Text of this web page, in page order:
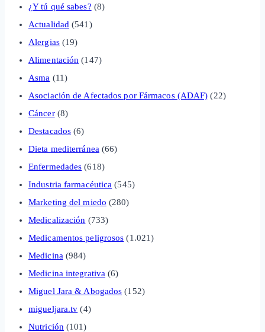
¿Y tú qué sabes? (8)
Actualidad (541)
Alergias(19)
Alimentación (147)
Asma (11)
Asociación de Afectados por Fármacos (ADAF) (22)
Cáncer(8)
Destacados (6)
Dieta mediterránea (66)
Enfermedades (618)
Industria farmacéutica (545)
Marketing del miedo (280)
Medicalización (733)
Medicamentos peligrosos (1.021)
Medicina (984)
Medicina integrativa (6)
Miguel Jara & Abogados (152)
migueljara.tv (4)
Nutrición (101)